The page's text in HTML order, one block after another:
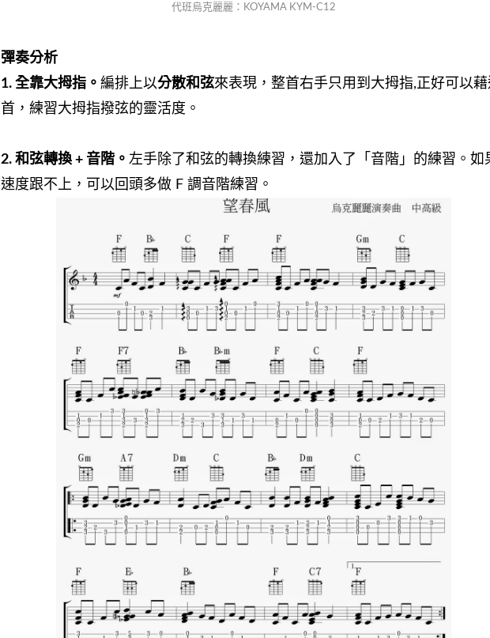
代班烏克麗麗：KOYAMA KYM-C12
彈奏分析
1. 全靠大拇指。 編排上以分散和弦來表現，整首右手只用到大拇指,正好可以
首，練習大拇指撥弦的靈活度。
2. 和弦轉換 + 音階。 左手除了和弦的轉換練習，還加入了「音階」的練習。如
速度跟不上，可以回頭多做 F 調音階練習。